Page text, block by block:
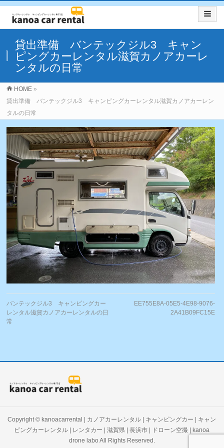
貸出準備 バンテックジル3 キャン
ピングカーレンタル滋賀カノアカーレ
ンタルの日常
HOME »
貸出準備 バンテックジル3 キャンピングカーレンタル滋賀カノアカーレン
タルの日常
バンテックジル3 キャンピングカー
レンタル滋賀カノアカーレンタルの日
常
EE755E8A-05E5-4E98-9076-
2A41B09FC15E
Copyright ©kanoacarrental | カノアカーレンタル | キャンピングカー | キャン
ピングカーレンタル | レンタカー | 滋賀県 | 長浜市 | ドローン空撮 | kanoa
drone labo All Rights Reserved.